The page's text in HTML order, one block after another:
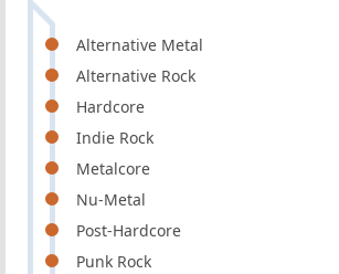
Alternative Metal
Alternative Rock
Hardcore
Indie Rock
Metalcore
Nu-Metal
Post-Hardcore
Punk Rock